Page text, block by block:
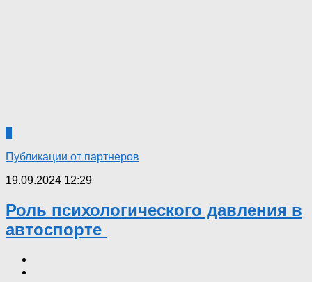
Публикации от партнеров
19.09.2024 12:29
Роль психологического давления в
автоспорте